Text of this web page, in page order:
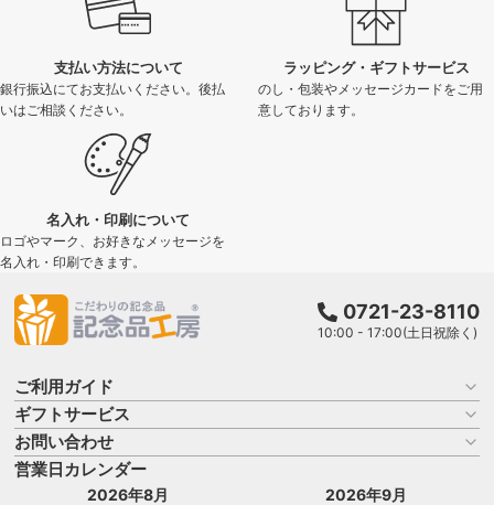
支払い方法について
銀行振込にてお支払いください。後払
いはご相談ください。
ラッピング・ギフトサービス
のし・包装やメッセージカードをご用
意しております。
名入れ・印刷について
ロゴやマーク、お好きなメッセージを
名入れ・印刷できます。
0721-23-8110
10:00 - 17:00(土日祝除く)
ご利用ガイド
お買い物ガイド
よくある質問
はじめての記念品選び
記念品工房の使い方
ギフトサービス
名入れについて
のし
お問い合わせ
商品選びを相談する
名入れについて相談する
営業日カレンダー
2026年8月 2026年9月